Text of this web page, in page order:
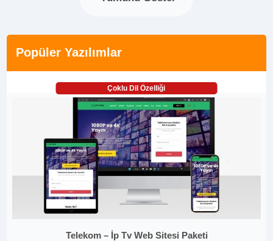
Popüler Yazılımlar
Çoklu Dil Özelliği
Telekom – İp Tv Web Sitesi Paketi